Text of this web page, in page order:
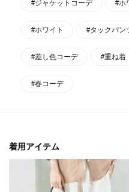
#ジャケットコーデ #ホ
#ホワイト #タックパン
#差し色コーデ #重ね着
#春コーデ
着用アイテム